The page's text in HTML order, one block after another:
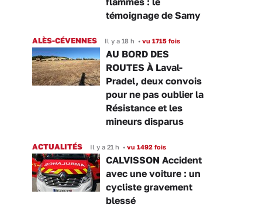
témoignage de Samy
ALÈS-CÉVENNES Il y a 18 h • vu 1715 fois
AU BORD DES
ROUTES À Laval-
Pradel, deux convois
pour ne pas oublier la
Résistance et les
mineurs disparus
ACTUALITÉS Il y a 21 h • vu 1492 fois
CALVISSON Accident
avec une voiture : un
cycliste gravement
blessé